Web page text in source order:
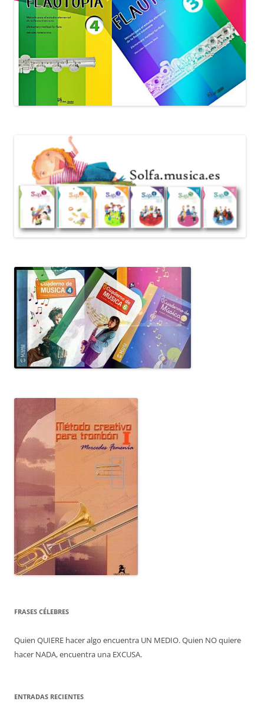
FRASES CÉLEBRES
Quien QUIERE hacer algo encuentra UN MEDIO. Quien NO quiere
hacer NADA, encuentra una EXCUSA.
ENTRADAS RECIENTES